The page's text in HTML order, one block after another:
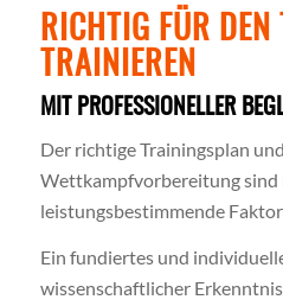
RICHTIG FÜR
TRAINIEREN
MIT PROFESSIONELLER
Der richtige Trainingsplan
Wettkampfvorbereitung sind
leistungsbestimmende
Ein fundiertes und
wissenschaftlicher